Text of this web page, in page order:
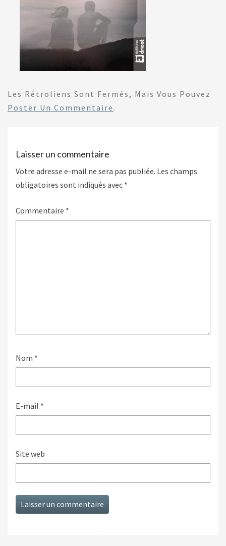
Les Rétroliens Sont Fermés, Mais Vous Pouvez
Poster Un Commentaire .
Laisser un commentaire
Votre adresse e-mail ne sera pas publiée. Les champs
obligatoires sont indiqués avec *
Commentaire *
Nom *
E-mail *
Site web